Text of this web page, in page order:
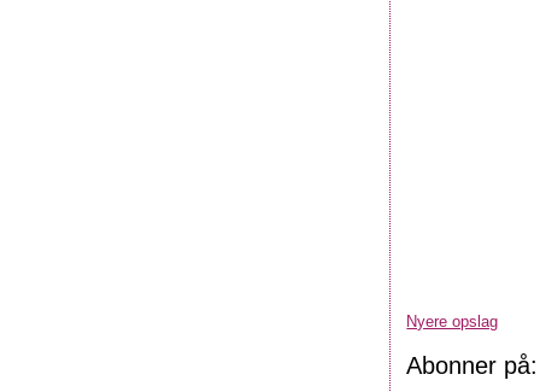
Nyere opslag
Abonner